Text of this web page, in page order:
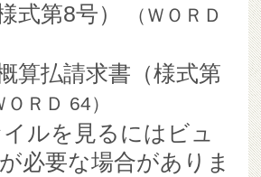
式第8号） （ ＷＯＲＤ
算払請求書（様式第
ＯＲＤ 64）
ルを見るにはビュ
必要な場合がありま